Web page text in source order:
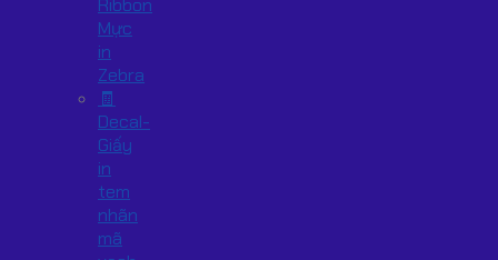
Ribbon
Mực
in
Zebra
🧾
Decal-
Giấy
in
tem
nhãn
mã